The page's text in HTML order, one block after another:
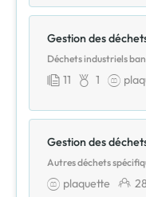
Gestion des
Déchets industriels
11 1
Gestion des
Autres déchets
plaquette